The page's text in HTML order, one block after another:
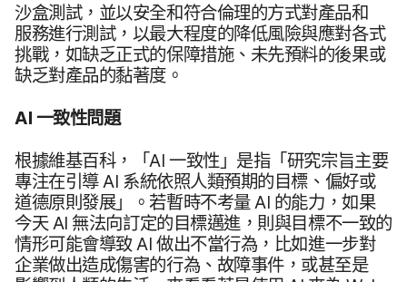
沙盒​測試，​並​以​安全​和​符合​倫理​的​方式​對​產品​和​
服務​進行​測試，​以​最​大​程度​的​降低​風險​與​應對​各式​
挑戰，​如缺乏​正式​的​保障​措施、​未先​預料​的​後果​或​
缺乏​對​產品​的​黏​著度。
AI 一致性​問題
根據​維基百科，​「AI一致性」​是​指​「研究​宗旨​主要​
專注​在​引導AI 系統​依​照​人​類​預期​的​目標、​偏好​或​
道德​原則​發展」。​若暫​時​不​考量AI 的​能力，​如果​
今天AI 無法​向​訂定​的​目標​邁進，​則​與​目標​不​一致​的​
情形​可能​會​導致 AI做出​不​當行為，​比如​進一步​對​
企業​做出​造成​傷害​的​行為、​故障​事件，​或甚至​是​